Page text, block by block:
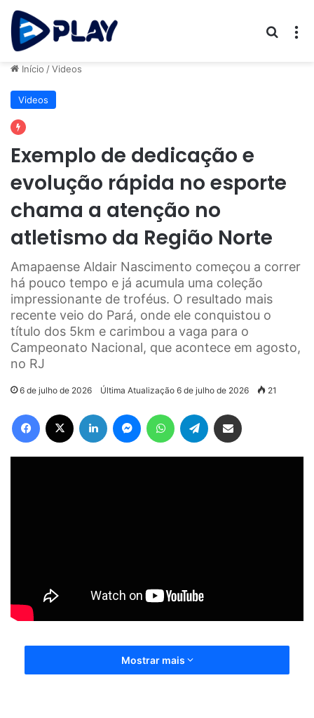
Início /Videos
Videos
Exemplo de dedicação e
evolução rápida no esporte
chama a atenção no
atletismo da Região Norte
Amapaense Aldair Nascimento começou a correr
há pouco tempo e já acumula uma coleção
impressionante de troféus. O resultado mais
recente veio do Pará, onde ele conquistou o
título dos 5km e carimbou a vaga para o
Campeonato Nacional, que acontece em agosto,
no RJ
6 de julho de 2026 Última Atualização 6 de julho de 2026 21
Mostrar mais